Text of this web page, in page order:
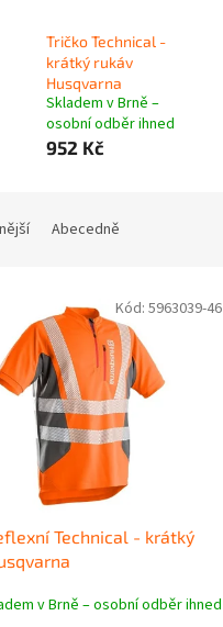
Tričko Technical -
krátký rukáv
Husqvarna
Skladem v Brně –
osobní odběr ihned
952 Kč
Abecedně
Technical - krátký
v Brně – osobní odběr ihned
Kód: 5963039-46